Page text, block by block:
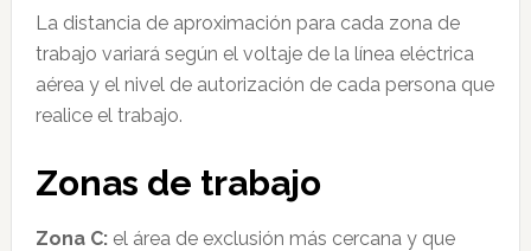
La distancia de aproximación para cada zona de
trabajo variará según el voltaje de la línea eléctrica
aérea y el nivel de autorización de cada persona que
realice el trabajo.
Zonas de trabajo
Zona C:el área de exclusión más cercana y que